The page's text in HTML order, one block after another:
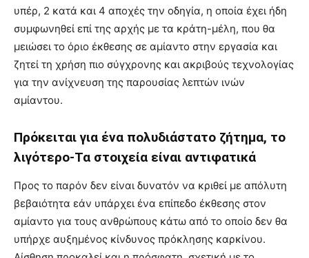
υπέρ, 2 κατά και 4 αποχές την οδηγία, η οποία έχει ήδη
συμφωνηθεί επί της αρχής με τα κράτη-μέλη, που θα
μειώσει το όριο έκθεσης σε αμίαντο στην εργασία και
ζητεί τη χρήση πιο σύγχρονης και ακριβούς τεχνολογίας
για την ανίχνευση της παρουσίας λεπτών ινών
αμίαντου.
Πρόκειται για ένα πολυδιάστατο ζήτημα, το
λιγότερο-Τα στοιχεία είναι αντιφατικά
Προς το παρόν δεν είναι δυνατόν να κριθεί με απόλυτη
βεβαιότητα εάν υπάρχει ένα επίπεδο έκθεσης στον
αμίαντο για τους ανθρώπους κάτω από το οποίο δεν θα
υπήρχε αυξημένος κίνδυνος πρόκλησης καρκίνου.